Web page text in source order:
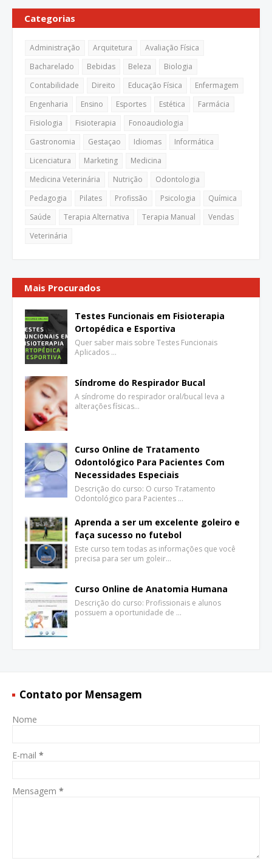
Categorias
Administração Arquitetura
Avaliação Física
Bacharelado
Bebidas Beleza
Biologia
Contabilidade
Direito Educação Física
Enfermagem
Engenharia
Ensino Esportes Estética
Farmácia
Fisiologia
Fisioterapia
Fonoaudiologia
Gastronomia
Gestaçao Idiomas
Informática
Licenciatura
Marketing
Medicina
Medicina Veterinária
Nutrição
Odontologia
Pedagogia
Pilates Profissão Psicologia
Química
Saúde
Terapia Alternativa Terapia Manual
Vendas
Veterinária
Mais Procurados
Testes Funcionais em Fisioterapia
Ortopédica e Esportiva
Quer saber mais sobre Testes Funcionais
Aplicados …
Síndrome do Respirador Bucal
A síndrome do respirador oral/bucal leva a
alterações físicas…
Curso Online de Tratamento
Odontológico Para Pacientes Com
Necessidades Especiais
Descrição do curso: O curso Tratamento
Odontológico para Pacientes …
Aprenda a ser um excelente goleiro e
faça sucesso no futebol
Este curso tem todas as informações que você
precisa para ser um goleir…
Curso Online de Anatomia Humana
Descrição do curso: Profissionais e alunos
possuem a oportunidade de …
Contato por Mensagem
Nome
E-mail *
Mensagem *